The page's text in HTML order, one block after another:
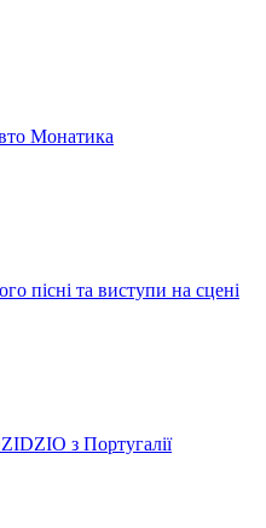
Монатика
пісні та виступи на сцені
з Португалії